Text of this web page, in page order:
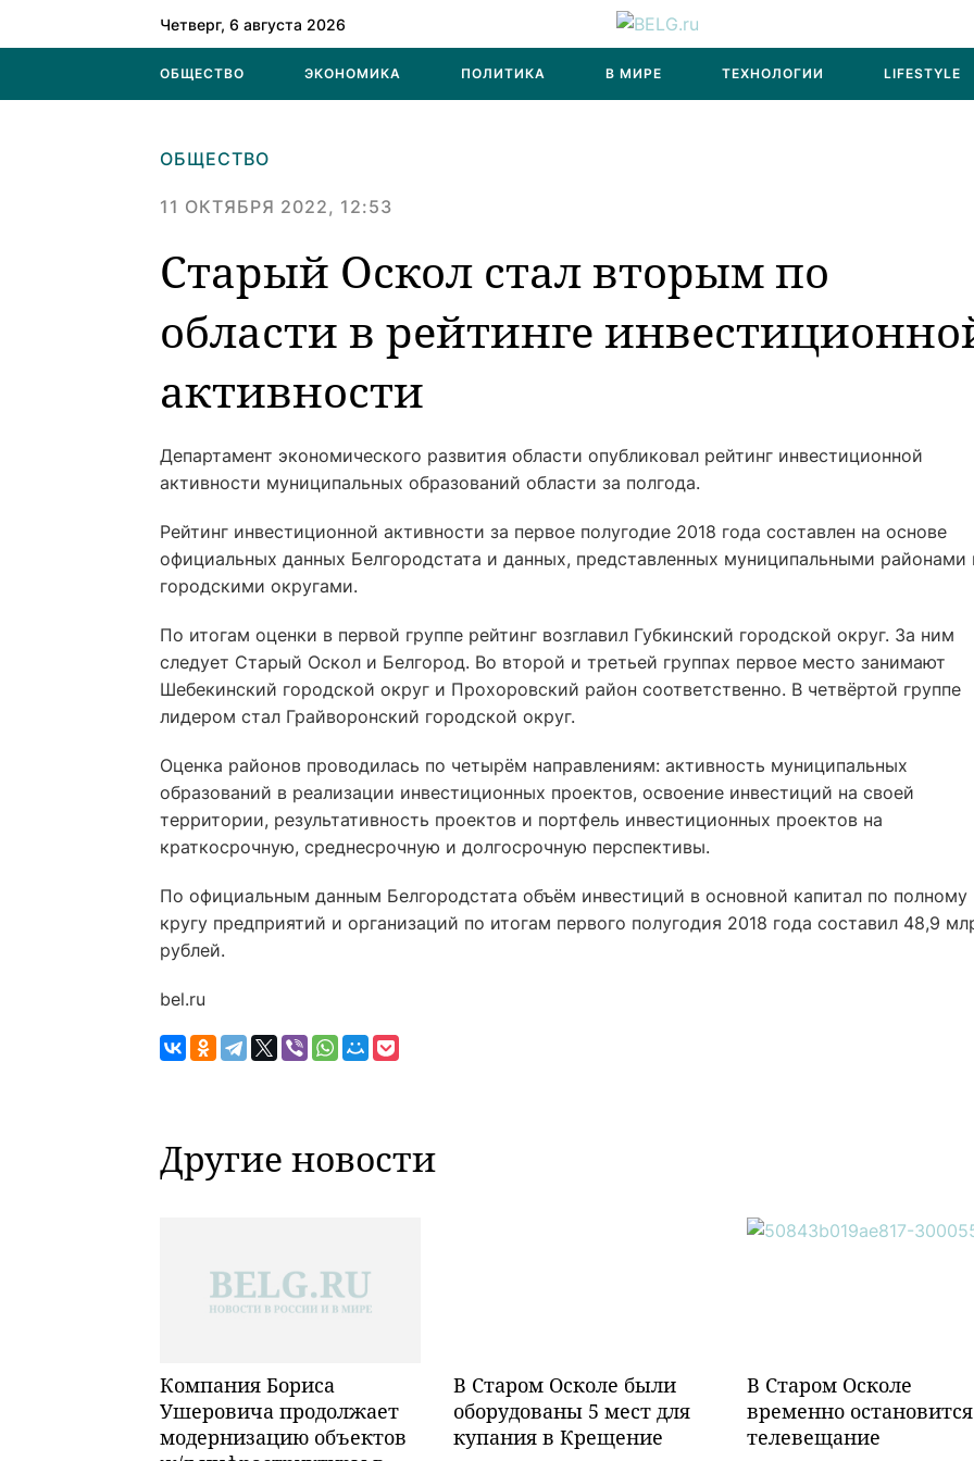
Четверг, 6 августа 2026
ОБЩЕСТВО ЭКОНОМИКА ПОЛИТИКА В МИРЕ ТЕХНОЛОГИИ LIFESTYLE
ОБЩЕСТВО
11 ОКТЯБРЯ 2022, 12:53
Старый Оскол стал вторым по
области в рейтинге
активности
Департамент экономического развития области опубликовал рейтинг инвестиционной
активности муниципальных образований области за полгода.
Рейтинг инвестиционной активности за первое полугодие 2018 года составлен на основе
официальных данных Белгородстата и данных, представленных муниципальными районами
городскими округами.
По итогам оценки в первой группе рейтинг возглавил Губкинский городской округ. За ним
следует Старый Оскол и Белгород. Во второй и третьей группах первое место занимают
Шебекинский городской округ и Прохоровский район соответственно. В четвёртой группе
лидером стал Грайворонский городской округ.
Оценка районов проводилась по четырём направлениям: активность муниципальных
образований в реализации инвестиционных проектов, освоение инвестиций на своей
территории, результативность проектов и портфель инвестиционных проектов на
краткосрочную, среднесрочную и долгосрочную перспективы.
По официальным данным Белгородстата объём инвестиций в основной капитал по полному
кругу предприятий и организаций по итогам первого полугодия 2018 года составил 48,9
рублей.
bel.ru
Другие новости
Компания Бориса
Ушеровича продолжает
модернизацию объектов
В Старом Осколе были
оборудованы 5 мест для
купания в Крещение
В Старом Осколе
временно остановится
телевещание